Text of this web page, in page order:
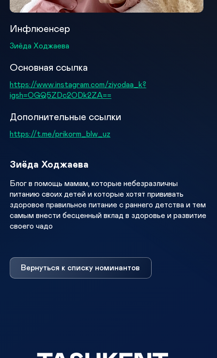
Инфлюенсер
Зиёда Ходжаева
Основная ссылка
https://www.instagram.com/ziyodaa_k?
igsh=OGQ5ZDc2ODk2ZA==
Дополнительные ссылки
https://t.me/prikorm_blw_uz
Зиёда Ходжаева
Блог в помощь мамам, которые небезразличны
питанию своих детей и которые хотят прививать
здоровое правильное питание с раннего детства и тем
самым внести бесценный вклад в здоровье и развитие
своего чадо
Вернуться к списку номинантов